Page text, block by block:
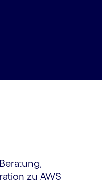
zu AWS